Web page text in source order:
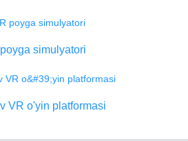
simulyatori
VR o'yin platformasi